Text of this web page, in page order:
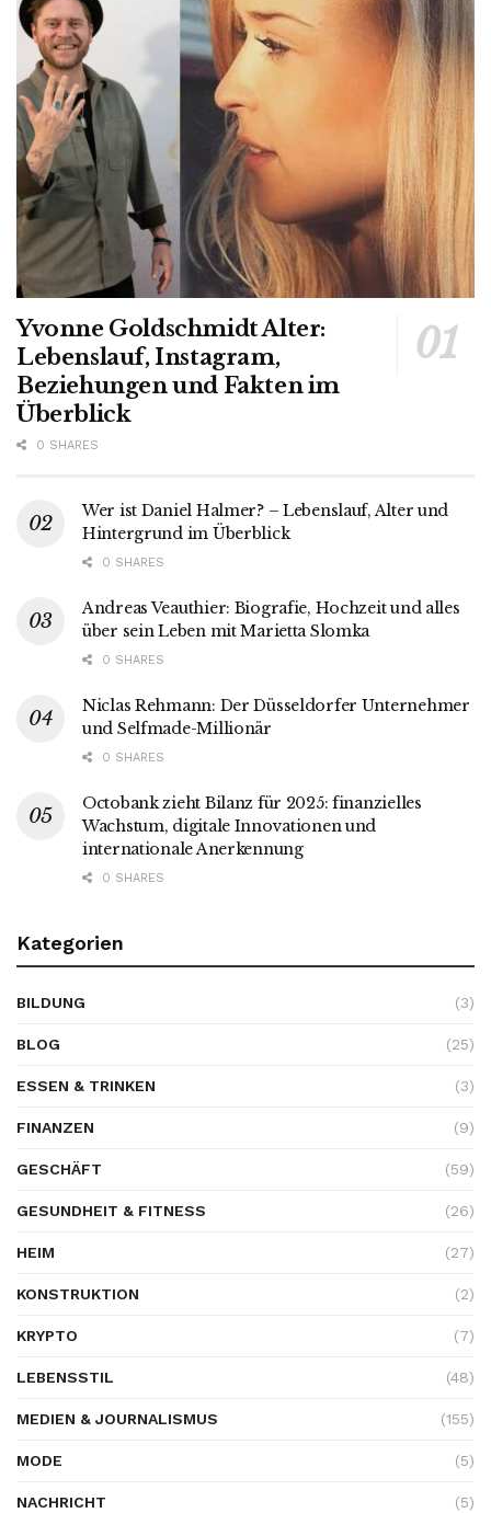
Yvonne Goldschmidt Alter:
Lebenslauf, Instagram,
Beziehungen und Fakten im
Überblick
0 SHARES
Wer ist Daniel Halmer? – Lebenslauf, Alter und
Hintergrund im Überblick
0 SHARES
Andreas Veauthier: Biografie, Hochzeit und alles
über sein Leben mit Marietta Slomka
0 SHARES
Niclas Rehmann: Der Düsseldorfer Unternehmer
und Selfmade-Millionär
0 SHARES
Octobank zieht Bilanz für 2025: finanzielles
Wachstum, digitale Innovationen und
internationale Anerkennung
0 SHARES
Kategorien
BILDUNG (3)
BLOG (25)
ESSEN & TRINKEN (3)
FINANZEN (9)
GESCHÄFT (59)
GESUNDHEIT & FITNESS (26)
HEIM (27)
KONSTRUKTION (2)
KRYPTO (7)
LEBENSSTIL (48)
MEDIEN & JOURNALISMUS (155)
MODE (5)
NACHRICHT (5)